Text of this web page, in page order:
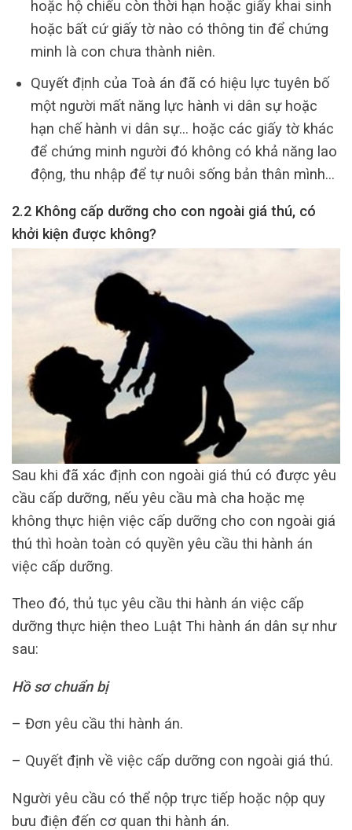
hoặc hộ chiếu còn thời hạn hoặc giấy khai sinh
hoặc bất cứ giấy tờ nào có thông tin để chứng
minh là con chưa thành niên.
Quyết định của Toà án đã có hiệu lực tuyên bố
một người mất năng lực hành vi dân sự hoặc
hạn chế hành vi dân sự… hoặc các giấy tờ khác
để chứng minh người đó không có khả năng lao
động, thu nhập để tự nuôi sống bản thân mình…
2.2 Không cấp dưỡng cho con ngoài giá thú, có
khởi kiện được không?
Sau khi đã xác định con ngoài giá thú có được yêu
cầu cấp dưỡng, nếu yêu cầu mà cha hoặc mẹ
không thực hiện việc cấp dưỡng cho con ngoài giá
thú thì hoàn toàn có quyền yêu cầu thi hành án
việc cấp dưỡng.
Theo đó, thủ tục yêu cầu thi hành án việc cấp
dưỡng thực hiện theo Luật Thi hành án dân sự như
sau:
Hồ sơ chuẩn bị
– Đơn yêu cầu thi hành án.
– Quyết định về việc cấp dưỡng con ngoài giá thú.
Người yêu cầu có thể nộp trực tiếp hoặc nộp quy
bưu điện đến cơ quan thi hành án.